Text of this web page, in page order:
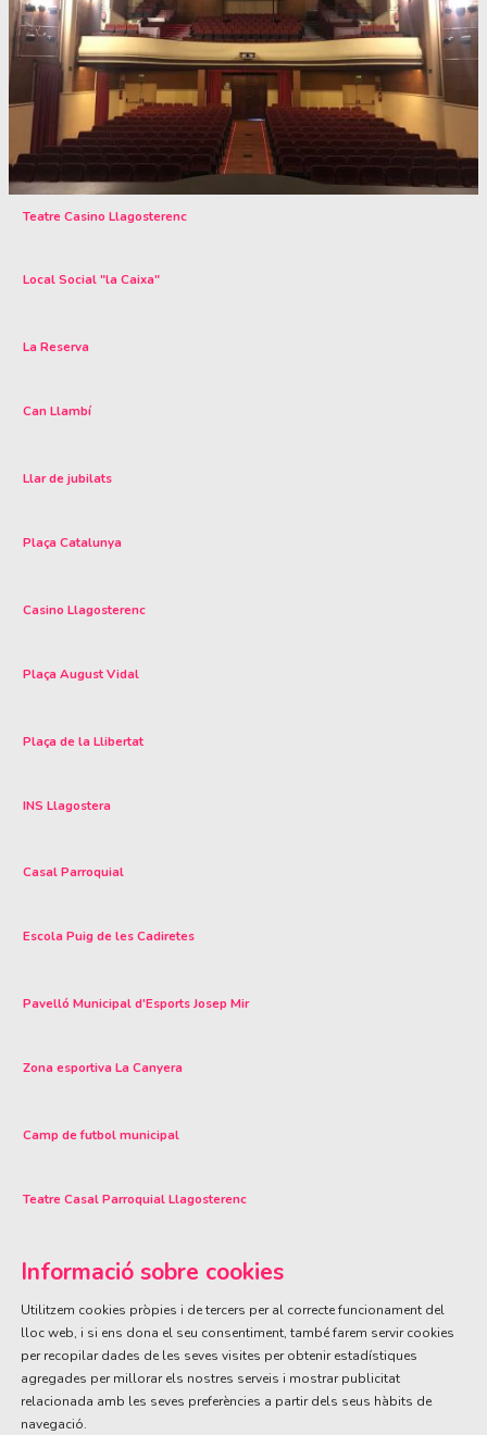
Teatre Casino Llagosterenc
Local Social "la Caixa"
La Reserva
Can Llambí
Llar de jubilats
Plaça Catalunya
Casino Llagosterenc
Plaça August Vidal
Plaça de la Llibertat
INS Llagostera
Casal Parroquial
Escola Puig de les Cadiretes
Pavelló Municipal d'Esports Josep Mir
Zona esportiva La Canyera
Camp de futbol municipal
Teatre Casal Parroquial Llagosterenc
ÀREA DE CULTURA
Olivareta, 38 · T. 972 83 00 05
cultura@llagostera.cat
Informació sobre cookies
Utilitzem cookies pròpies i de tercers per al correcte funcionament del
lloc web, i si ens dona el seu consentiment, també farem servir cookies
per recopilar dades de les seves visites per obtenir estadístiques
agregades per millorar els nostres serveis i mostrar publicitat
relacionada amb les seves preferències a partir dels seus hàbits de
navegació.